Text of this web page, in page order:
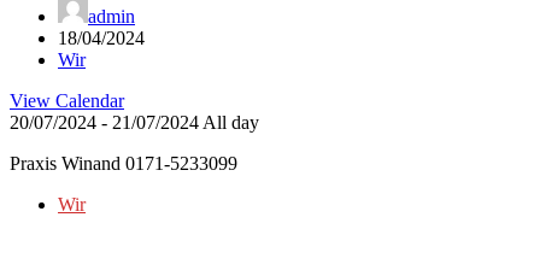
admin
18/04/2024
Wir
View Calendar
20/07/2024 - 21/07/2024 All day
Praxis Winand 0171-5233099
Wir